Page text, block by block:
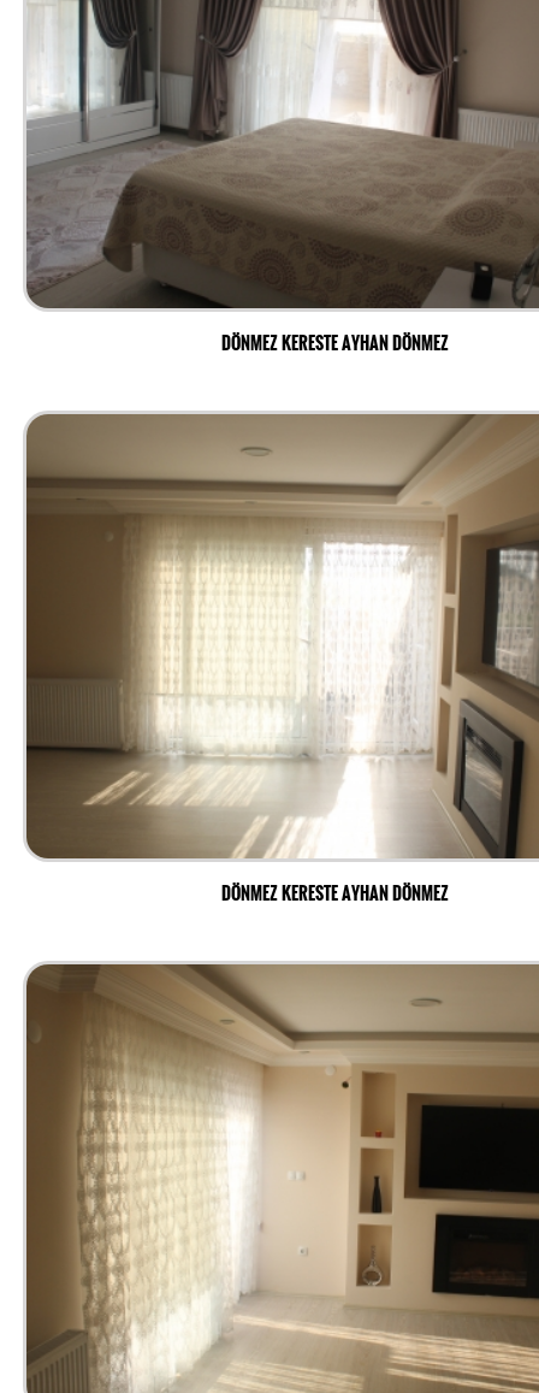
DÖNMEZ KERESTE AYHAN DÖNMEZ
DÖNMEZ KERESTE AYHAN DÖNMEZ